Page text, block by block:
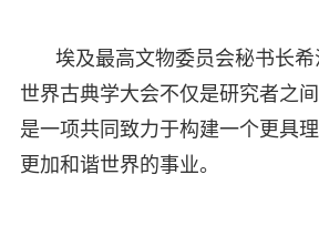
埃及最高文物委员会秘书长希
世界古典学大会不仅是研究者之
是一项共同致力于构建一个更具
更加和谐世界的事业。